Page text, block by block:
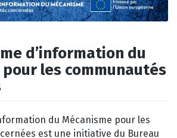
d’information du
les communautés
du Mécanisme pour les
est une initiative du Bureau